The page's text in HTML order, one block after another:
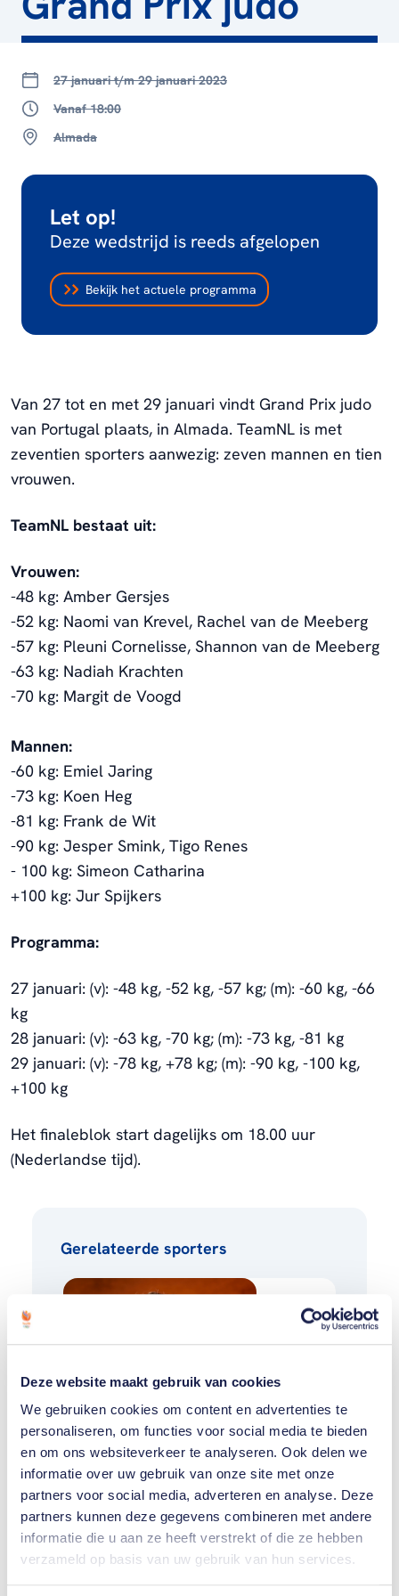
Deze website maakt gebruik van cookies
We gebruiken cookies om content en advertenties te
personaliseren, om functies voor social media te bieden
en om ons websiteverkeer te analyseren. Ook delen we
informatie over uw gebruik van onze site met onze
partners voor social media, adverteren en analyse. Deze
partners kunnen deze gegevens combineren met andere
informatie die u aan ze heeft verstrekt of die ze hebben
verzameld op basis van uw gebruik van hun services.
27 januari t/m 29 januari 2023
Vanaf 18:00
Almada
Let op!
Deze wedstrijd is reeds afgelopen
Bekijk het actuele programma
Van 27 tot en met 29 januari vindt Grand Prix judo
van Portugal plaats, in Almada. TeamNL is met
zeventien sporters aanwezig: zeven mannen en tien
vrouwen.
TeamNL bestaat uit:
Vrouwen:
-48 kg: Amber Gersjes
-52 kg: Naomi van Krevel, Rachel van de Meeberg
-57 kg: Pleuni Cornelisse, Shannon van de Meeberg
-63 kg: Nadiah Krachten
-70 kg: Margit de Voogd
Mannen:
-60 kg: Emiel Jaring
-73 kg: Koen Heg
-81 kg: Frank de Wit
-90 kg: Jesper Smink, Tigo Renes
- 100 kg: Simeon Catharina
+100 kg: Jur Spijkers
Programma:
27 januari: (v): -48 kg, -52 kg, -57 kg; (m): -60 kg, -66
kg
28 januari: (v): -63 kg, -70 kg; (m): -73 kg, -81 kg
29 januari: (v): -78 kg, +78 kg; (m): -90 kg, -100 kg,
+100 kg
Het finaleblok start dagelijks om 18.00 uur
(Nederlandse tijd).
Gerelateerde sporters
Amber
Gersjes
Naomi
van
Krevel
Toon alle 7